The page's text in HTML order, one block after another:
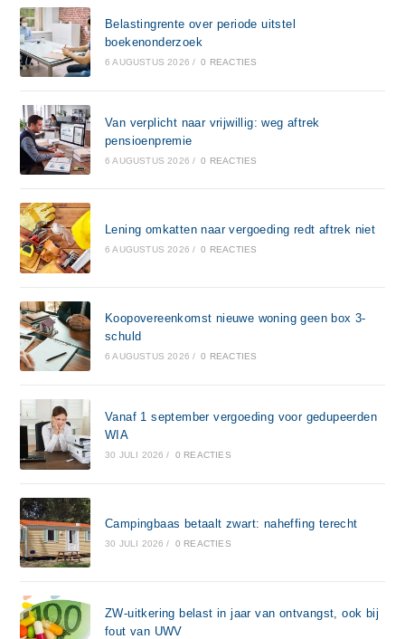
Belastingrente over periode uitstel
boekenonderzoek
6 AUGUSTUS 2026 / 0 REACTIES
Van verplicht naar vrijwillig: weg aftrek
pensioenpremie
6 AUGUSTUS 2026 / 0 REACTIES
Lening omkatten naar vergoeding redt aftrek niet
6 AUGUSTUS 2026 / 0 REACTIES
Koopovereenkomst nieuwe woning geen box 3-
schuld
6 AUGUSTUS 2026 / 0 REACTIES
Vanaf 1 september vergoeding voor gedupeerden
WIA
30 JULI 2026 / 0 REACTIES
Campingbaas betaalt zwart: naheffing terecht
30 JULI 2026 / 0 REACTIES
ZW-uitkering belast in jaar van ontvangst, ook bij
fout van UWV